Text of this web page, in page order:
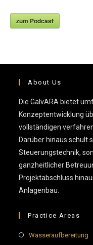
zum Podcast
About Us
Die GalvARA bietet
Konzeptentwicklung
vollständigen
Darüber hinaus schult
Steuerungstechnik,
ganzheitlicher
Projektabschluss
Anlagenbau.
Practice Areas
Wasseraufbereitung